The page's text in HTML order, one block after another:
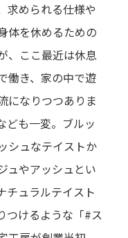
求められる仕様や
体を休めるための
、ここ最近は休息
働き、家の中で遊
になりつつありま
ども一変。ブルッ
シュなテイストか
ュやアッシュとい
チュラルテイスト
つけるような「#ス